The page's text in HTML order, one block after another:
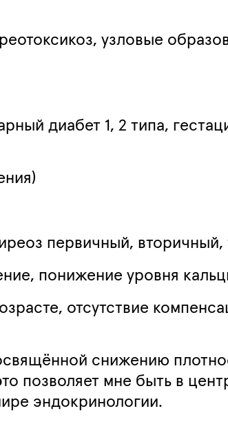
узловые
диабет 1, 2 типа,
первичный, вторичный,
понижение уровня
отсутствие
снижению
позволяет мне быть в
эндокринологии.